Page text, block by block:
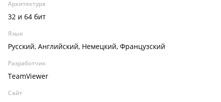
Архитектура
32 и 64 бит
Язык
Русский, Английский, Немецкий, Французский
Разработчик
TeamViewer
Сайт